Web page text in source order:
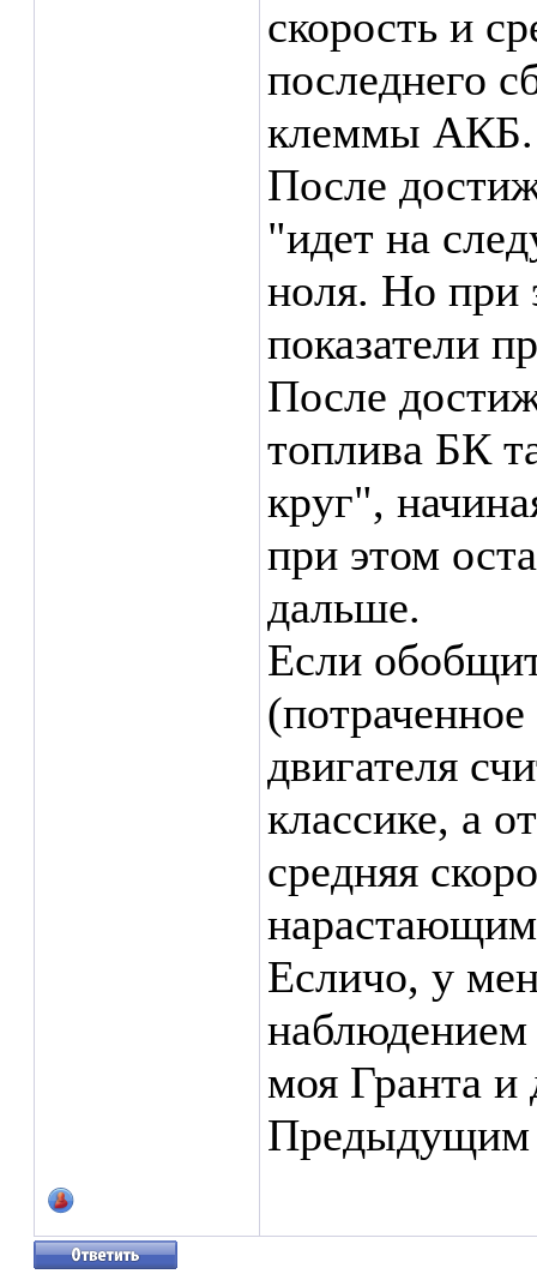
скорость и
последнего
клеммы АКБ.
После
"идет на
ноля. Но при
показатели
После
топлива БК
круг",
при этом
дальше.
Если
двигателя
классике, а
средняя
Есличо, у
наблюдением
моя Гранта и
Предыдущим